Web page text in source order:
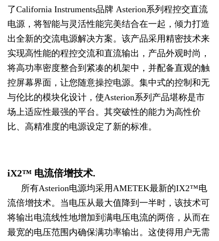
了California Instruments品牌 Asterion系列程控交直流
电源，将智能与灵活性能完美结合在一起，倾力打造
出全新的交流电源解决方案。该产品采用精密技术来
实现高性能的程控交流和直流输出，产品外观时尚，
将高功率密度整合到紧凑的机架中，并配备直观的触
控屏幕界面，让您随意操控电源。集中式的控制和无
与伦比的模块化设计，使Asterion系列产品堪称是市
场上适应性最强的平台。其突破性的能力为高性价
比、高精准度的电源设定了新的标准。
iX2™ 电流倍增技术.
所有Asterion电源均采用AMETEK最新的IX2™电
流倍增技术。当电压从最大值降到一半时，该技术可
将输出电流线性地增加到满电压电流的两倍，从而在
最宽的电压范围内确保满功率输出。这使得用户无需